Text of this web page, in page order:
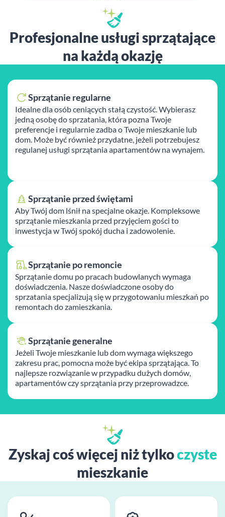
Profesjonalne usługi sprzątające
na każdą okazję
Sprzątanie regularne
Idealne dla osób ceniących stałą czystość. Wybierasz
jedną osobę do sprzatania, która pozna Twoje
preferencje i regularnie zadba o Twoje mieszkanie lub
dom. Może być również przydatne, jeżeli potrzebujesz
regulanej usługi sprzątania apartamentów na wynajem.
Sprzątanie przed świętami
Aby Twój dom lśnił na specjalne okazje. Kompleksowe
sprzątanie mieszkania przed przyjęciem gości to
inwestycja w Twój spokój ducha i zadowolenie.
Sprzątanie po remoncie
Sprzątanie domu po pracach budowlanych wymaga
doświadczenia. Nasze doświadczone osoby do
sprzatania specjalizują się w przygotowaniu mieszkań po
remontach do zamieszkania.
Sprzątanie generalne
Jeżeli Twoje mieszkanie lub dom wymaga większego
zakresu prac, pomocna może być ekipa sprzątająca. To
najlepsze rozwiązanie w przypadku dużych domów,
apartamentów czy sprzątania przy przeprowadzce.
Zyskaj coś więcej niż tylkoczyste
mieszkanie